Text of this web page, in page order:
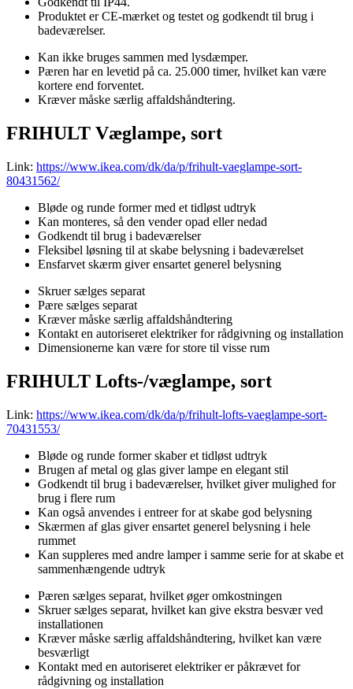
Produktet er CE-mærket og testet og godkendt til brug i
badeværelser.
Kan ikke bruges sammen med lysdæmper.
Pæren har en levetid på ca. 25.000 timer, hvilket kan være
kortere end forventet.
Kræver måske særlig affaldshåndtering.
FRIHULT Væglampe, sort
Link: https://www.ikea.com/dk/da/p/frihult-vaeglampe-sort-
80431562/
Bløde og runde former med et tidløst udtryk
Kan monteres, så den vender opad eller nedad
Godkendt til brug i badeværelser
Fleksibel løsning til at skabe belysning i badeværelset
Ensfarvet skærm giver ensartet generel belysning
Skruer sælges separat
Pære sælges separat
Kræver måske særlig affaldshåndtering
Kontakt en autoriseret elektriker for rådgivning og installation
Dimensionerne kan være for store til visse rum
FRIHULT Lofts-/væglampe, sort
Link: https://www.ikea.com/dk/da/p/frihult-lofts-vaeglampe-sort-
70431553/
Bløde og runde former skaber et tidløst udtryk
Brugen af metal og glas giver lampe en elegant stil
Godkendt til brug i badeværelser, hvilket giver mulighed for
brug i flere rum
Kan også anvendes i entreer for at skabe god belysning
Skærmen af glas giver ensartet generel belysning i hele
rummet
Kan suppleres med andre lamper i samme serie for at skabe et
sammenhængende udtryk
Pæren sælges separat, hvilket øger omkostningen
Skruer sælges separat, hvilket kan give ekstra besvær ved
installationen
Kræver måske særlig affaldshåndtering, hvilket kan være
besværligt
Kontakt med en autoriseret elektriker er påkrævet for
rådgivning og installation